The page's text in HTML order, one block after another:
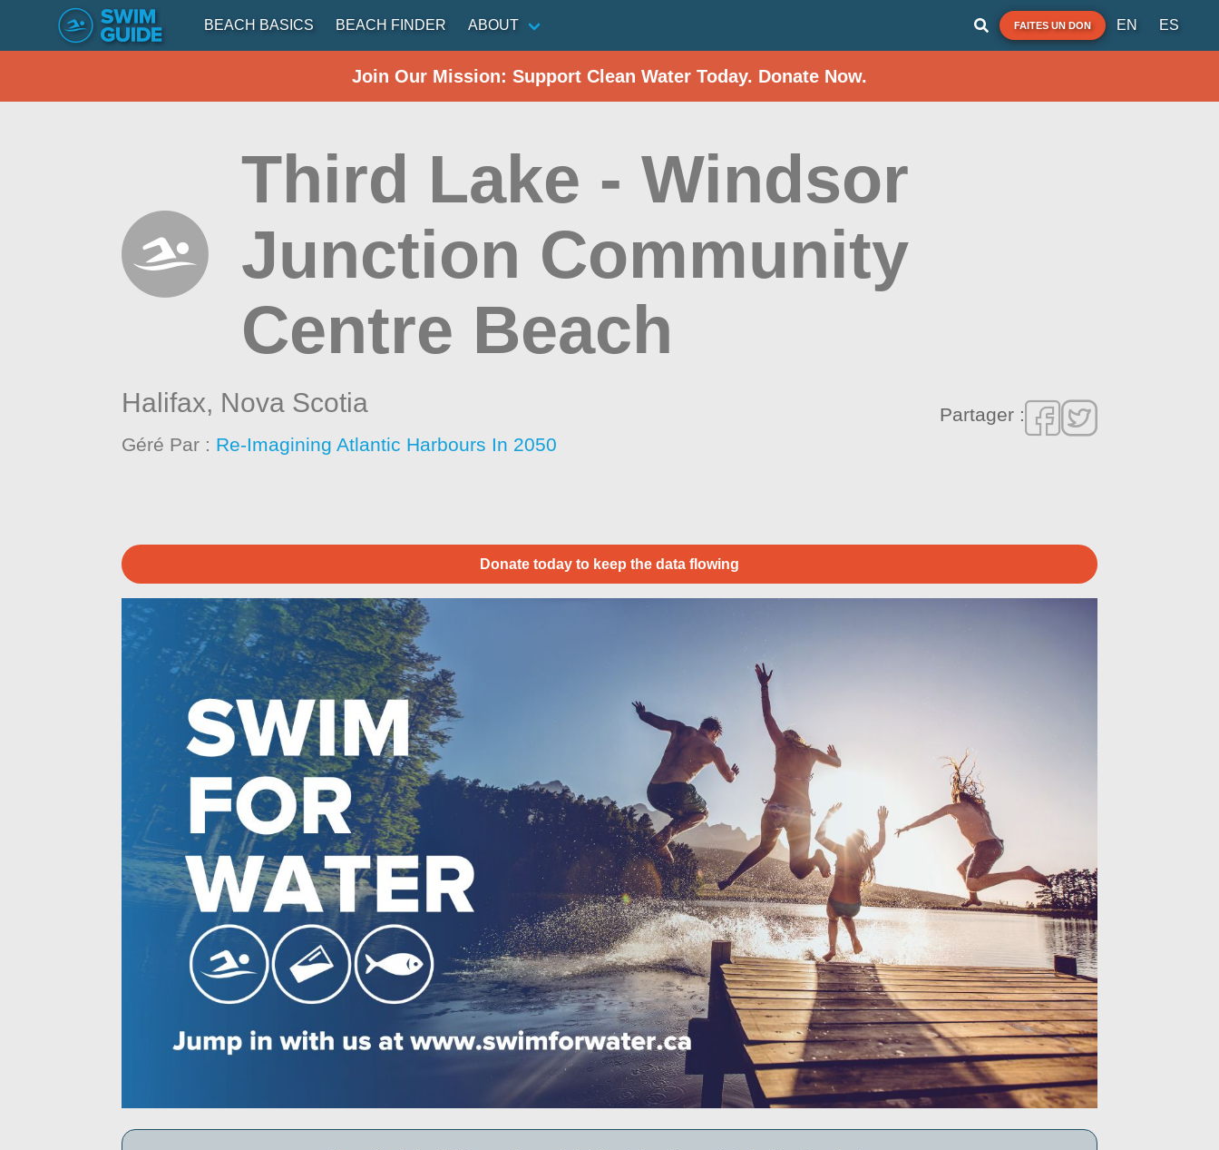
BEACH BASICS BEACH FINDER ABOUT FAITES UN DON EN ES
Join Our Mission: Support Clean Water Today. Donate Now.
Third Lake - Windsor
Junction Community
Centre Beach
Halifax, Nova Scotia
Géré Par : Re-Imagining Atlantic Harbours In 2050
Partager :
Donate today to keep the data flowing